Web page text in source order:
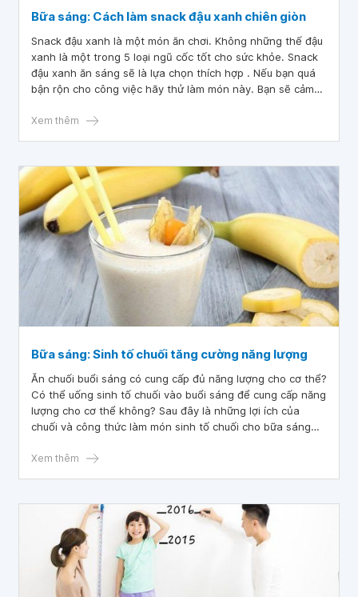
Bữa sáng: Cách làm snack đậu xanh chiên giòn
Snack đậu xanh là một món ăn chơi. Không những thế đậu
xanh là một trong 5 loại ngũ cốc tốt cho sức khỏe. Snack
đậu xanh ăn sáng sẽ là lựa chọn thích hợp . Nếu bạn quá
bận rộn cho công việc hãy thử làm món này. Bạn sẽ cảm
sáng.
Xem thêm
Bữa sáng: Sinh tố chuối tăng cường năng lượng
Ăn chuối buổi sáng có cung cấp đủ năng lượng cho cơ thể?
Có thể uống sinh tố chuối vào buổi sáng để cung cấp năng
lượng cho cơ thể không? Sau đây là những lợi ích của
chuối và công thức làm món sinh tố chuối cho bữa sáng
Xem thêm